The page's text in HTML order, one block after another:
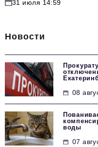
31 июля 14:59
Новости
08
воды
07